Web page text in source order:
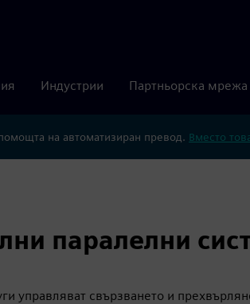
Индустрии Партньорска мрежа
на автоматизиран превод. Вместо
паралелни
управляват свързването и